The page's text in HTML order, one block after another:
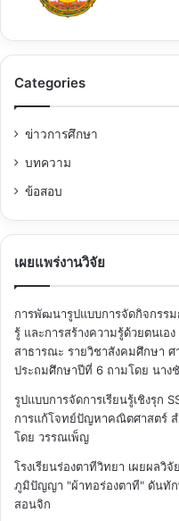
Categories
ข่าวการศึกษา
บทความ
ข้อสอบ
เผยแพร่งานวิจัย
การพัฒนารูปแบบการจัดกิจกรรม
รู้ และการสร้างความรู้ด้วยตนเอ
สาธารณะ รายวิชาสังคมศึกษา
ประถมศึกษาปีที่ 6 ถามโดย นาง
รูปแบบการจัดการเรียนรู้เชิงรุก
การแก้โจทย์ปัญหาคณิตศาสตร์
โดย วรรณเพ็ญ
โรงเรียนร่องตาทีวิทยา เผยผล
ภูมิปัญญา "ผ้าทอร่องตาที" ดันทั
สอนจิก